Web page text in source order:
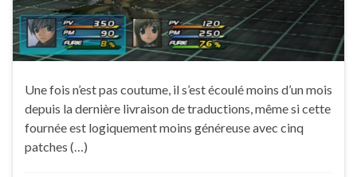
Une fois n’est pas coutume, il s’est écoulé moins d’un mois
depuis la dernière livraison de traductions, même si cette
fournée est logiquement moins généreuse avec cinq
patches (…)